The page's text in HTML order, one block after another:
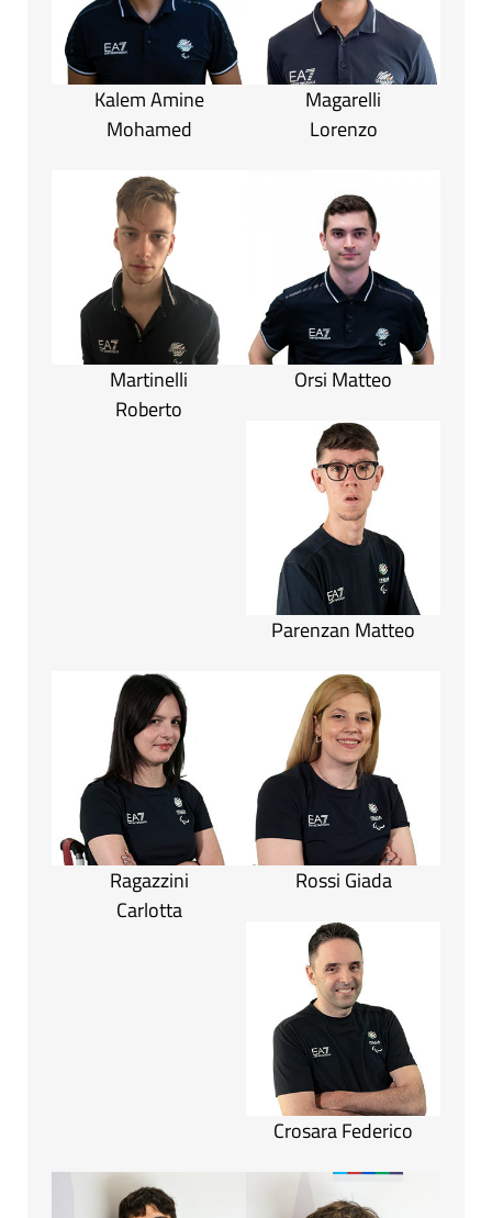
Kalem Amine
Mohamed
Magarelli
Lorenzo
Martinelli
Roberto
Orsi Matteo
Parenzan Matteo
Ragazzini
Carlotta
Rossi Giada
Crosara Federico